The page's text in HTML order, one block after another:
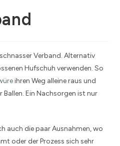
Verband. Alternativ
Hufschuh verwenden. So
ihren Weg alleine raus und
Ein Nachsorgen ist nur
auch die paar Ausnahmen, wo
oder der Prozess sich sehr